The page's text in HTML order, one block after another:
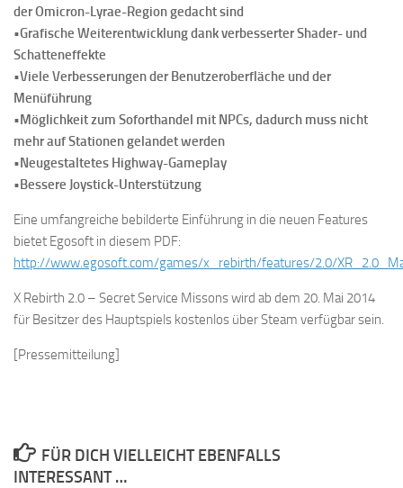
der Omicron-Lyrae-Region gedacht sind
•Grafische Weiterentwicklung dank verbesserter Shader- und
Schatteneffekte
•Viele Verbesserungen der Benutzeroberfläche und der
Menüführung
•Möglichkeit zum Soforthandel mit NPCs, dadurch muss nicht
mehr auf Stationen gelandet werden
•Neugestaltetes Highway-Gameplay
•Bessere Joystick-Unterstützung
Eine umfangreiche bebilderte Einführung in die neuen Features
bietet Egosoft in diesem PDF:
http://www.egosoft.com/games/x_rebirth/features/2.0/
X Rebirth 2.0 – Secret Service Missons wird ab dem 20. Mai 2014
für Besitzer des Hauptspiels kostenlos über Steam verfügbar sein.
[Pressemitteilung]
FÜR DICH VIELLEICHT EBENFALLS
INTERESSANT …